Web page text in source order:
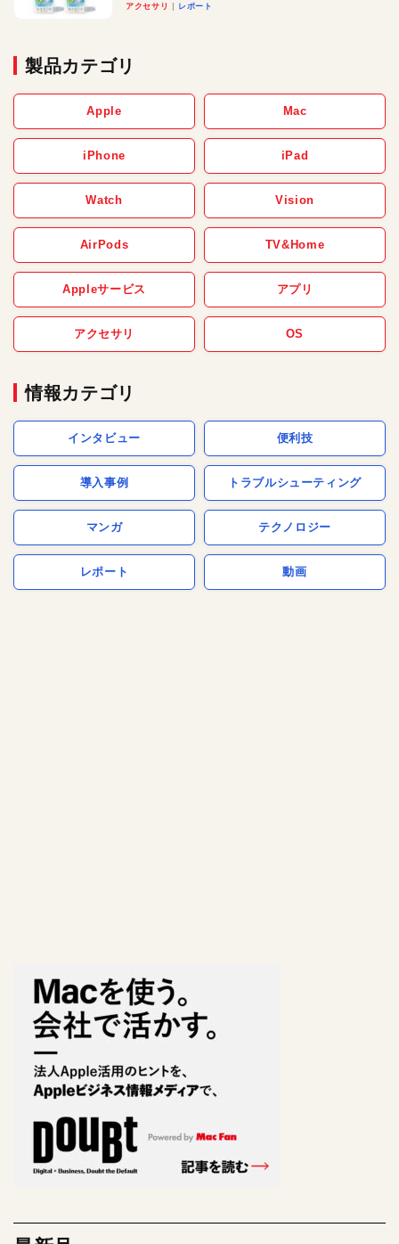
アクセサリ レポート
製品カテゴリ
Apple Mac
iPhone iPad
Watch Vision
AirPods TV&Home
Appleサービス アプリ
アクセサリ OS
情報カテゴリ
インタビュー 便利技
導入事例 トラブルシューティング
マンガ テクノロジー
レポート 動画